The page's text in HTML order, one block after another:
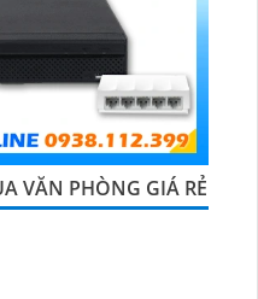
VĂN PHÒNG GIÁ RẺ